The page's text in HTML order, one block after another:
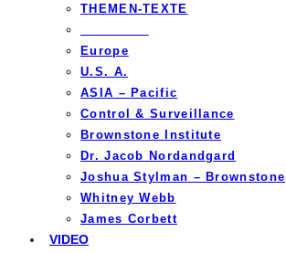
THEMEN-TEXTE
Europe
U.S. A.
ASIA – Pacific
Control & Surveillance
Brownstone Institute
Dr. Jacob Nordandgard
Joshua Stylman – Brownstone
Whitney Webb
James Corbett
VIDEO